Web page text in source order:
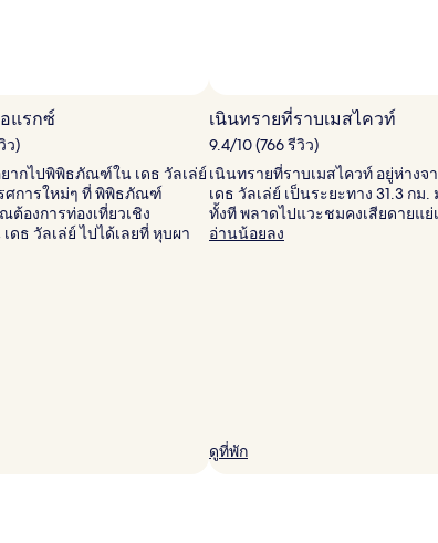
แรกซ์
ว)
ากไปพิพิธภัณฑ์ใน เดธ วัลเล่ย์
ศการใหม่ๆ ที่ พิพิธภัณฑ์
องการท่องเที่ยวเชิง
ธ วัลเล่ย์ ไปได้เลยที่ หุบผา
เนินทรายที่ราบเมสไควท์
9.4/10 (766 รีวิว)
เนินทรายที่ราบเมสไควท์ อยู่ห่างจ
เดธ วัลเล่ย์ เป็นระยะทาง 31.3 กม.
ทั้งที พลาดไปแวะชมคงเสียดายแย่
อ่านน้อยลง
ดูที่พัก